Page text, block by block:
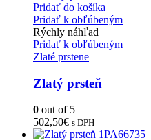
Pridať do košíka
Pridať k obľúbeným
Rýchly náhľad
Pridať k obľúbeným
Zlaté prstene
Zlatý prsteň
0 out of 5
502,50€ s DPH